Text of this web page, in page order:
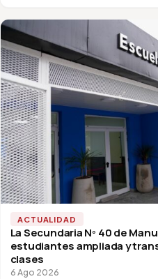
ACTUALIDAD
La Secundaria Nº 40 de
estudiantes ampliada y
clases
6 Ago 2026